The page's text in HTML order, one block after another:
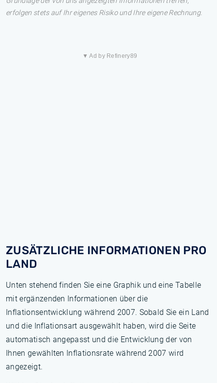
erfolgen stets auf Ihr eigenes Risiko und Ihre eigene Rechnung.
▼ Ad by Refinery89
ZUSÄTZLICHE INFORMATIONEN PRO
LAND
Unten stehend finden Sie eine Graphik und eine Tabelle
mit ergänzenden Informationen über die
Inflationsentwicklung während 2007. Sobald Sie ein Land
und die Inflationsart ausgewählt haben, wird die Seite
automatisch angepasst und die Entwicklung der von
Ihnen gewählten Inflationsrate während 2007 wird
angezeigt.